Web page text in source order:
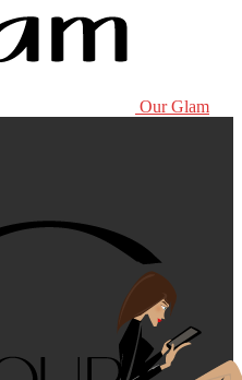
Our Glam